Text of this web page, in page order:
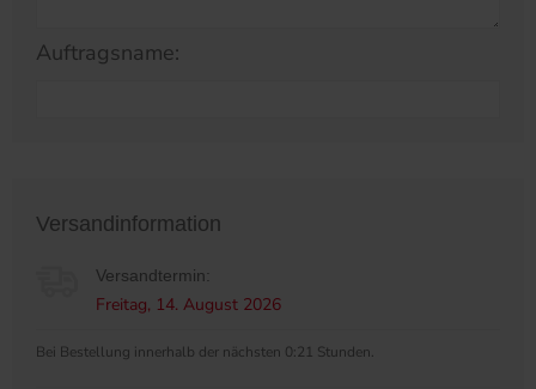
Auftragsname:
Versandinformation
Versandtermin:
Freitag, 14. August 2026
Bei Bestellung innerhalb der nächsten 0:21 Stunden.